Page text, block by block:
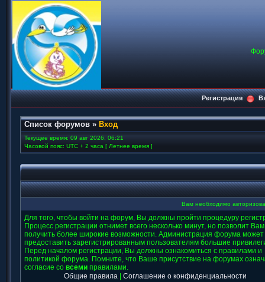
Регистрация
Список форумов » Вход
Текущее время: 09 авг 2026, 06:21
Часовой пояс: UTC + 2 часа [ Летнее время ]
Вам необходимо
Для того, чтобы войти на форум, Вы должны пройти процедуру
Процесс регистрации отнимет всего несколько минут, но позволит Вам
получить более широкие возможности. Администрация форума может
предоставить зарегистрированным пользователям большие
Перед началом регистрации, Вы должны ознакомиться с правилами и
политикой форума. Помните, что Ваше присутствие на форумах
согласие со всеми правилами.
Общие правила
Соглашение о конфиденциальности